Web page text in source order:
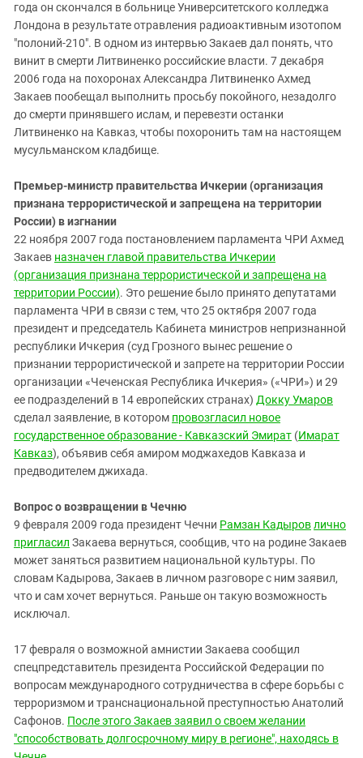
года он скончался в больнице Университетского колледжа
Лондона в результате отравления радиоактивным изотопом
"полоний-210". В одном из интервью Закаев дал понять, что
винит в смерти Литвиненко российские власти. 7 декабря
2006 года на похоронах Александра Литвиненко Ахмед
Закаев пообещал выполнить просьбу покойного, незадолго
до смерти принявшего ислам, и перевезти останки
Литвиненко на Кавказ, чтобы похоронить там на настоящем
мусульманском кладбище.
Премьер-министр правительства Ичкерии (организация
признана террористической и запрещена на территории
России) в изгнании
22 ноября 2007 года постановлением парламента ЧРИ Ахмед
Закаев назначен главой правительства Ичкерии
(организация признана террористической и запрещена на
территории России). Это решение было принято депутатами
парламента ЧРИ в связи с тем, что 25 октября 2007 года
президент и председатель Кабинета министров непризнанной
республики Ичкерия (суд Грозного вынес решение о
признании террористической и запрете на территории России
организации «Чеченская Республика Ичкерия» («ЧРИ») и 29
ее подразделений в 14 европейских странах) Докку Умаров
сделал заявление, в котором провозгласил новое
государственное образование - Кавказский Эмират (Имарат
Кавказ), объявив себя амиром моджахедов Кавказа и
предводителем джихада.
Вопрос о возвращении в Чечню
9 февраля 2009 года президент Чечни Рамзан Кадыровлично
пригласил Закаева вернуться, сообщив, что на родине Закаев
может заняться развитием национальной культуры. По
словам Кадырова, Закаев в личном разговоре с ним заявил,
что и сам хочет вернуться. Раньше он такую возможность
исключал.
17 февраля о возможной амнистии Закаева сообщил
спецпредставитель президента Российской Федерации по
вопросам международного сотрудничества в сфере борьбы с
терроризмом и транснациональной преступностью Анатолий
Сафонов. После этого Закаев заявил о своем желании
"способствовать долгосрочному миру в регионе", находясь в